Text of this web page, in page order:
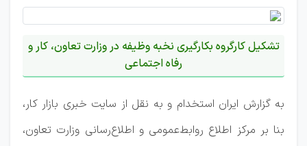
تشکیل کارگروه بکارگیری نخبه وظیفه در وزارت تعاون، کار و
رفاه اجتماعی
به گزارش ایران استخدام و به نقل از سایت خبری بازار کار،
بنا بر مرکز اطلاع روابط‌عمومی و اطلاع‌رسانی وزارت تعاون،